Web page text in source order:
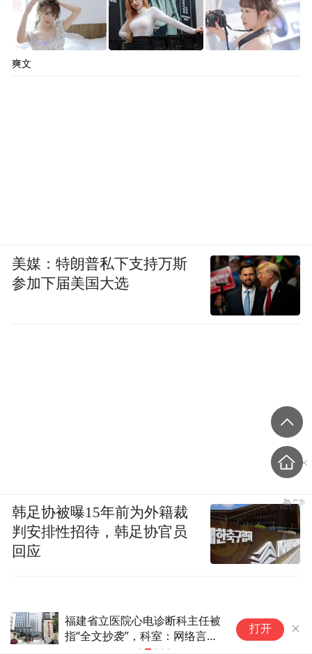
福建省立医院心电诊断科主任被
指“全文抄袭”，科室：网络言论
打开
爽文
美媒：特朗普私下支持万斯
参加下届美国大选
韩足协被曝15年前为外籍裁
判安排性招待，韩足协官员
回应